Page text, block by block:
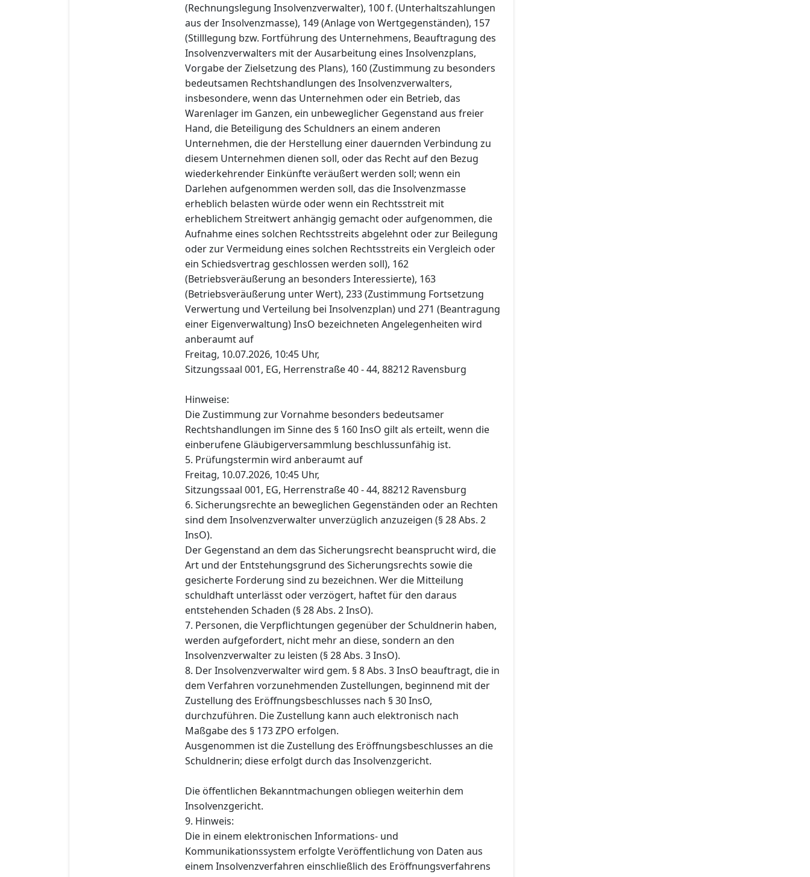
(Rechnungslegung Insolvenzverwalter), 100 f. (Unterhaltszahlungen
aus der Insolvenzmasse), 149 (Anlage von Wertgegenständen), 157
(Stilllegung bzw. Fortführung des Unternehmens, Beauftragung des
Insolvenzverwalters mit der Ausarbeitung eines Insolvenzplans,
Vorgabe der Zielsetzung des Plans), 160 (Zustimmung zu besonders
bedeutsamen Rechtshandlungen des Insolvenzverwalters,
insbesondere, wenn das Unternehmen oder ein Betrieb, das
Warenlager im Ganzen, ein unbeweglicher Gegenstand aus freier
Hand, die Beteiligung des Schuldners an einem anderen
Unternehmen, die der Herstellung einer dauernden Verbindung zu
diesem Unternehmen dienen soll, oder das Recht auf den Bezug
wiederkehrender Einkünfte veräußert werden soll; wenn ein
Darlehen aufgenommen werden soll, das die Insolvenzmasse
erheblich belasten würde oder wenn ein Rechtsstreit mit
erheblichem Streitwert anhängig gemacht oder aufgenommen, die
Aufnahme eines solchen Rechtsstreits abgelehnt oder zur Beilegung
oder zur Vermeidung eines solchen Rechtsstreits ein Vergleich oder
ein Schiedsvertrag geschlossen werden soll), 162
(Betriebsveräußerung an besonders Interessierte), 163
(Betriebsveräußerung unter Wert), 233 (Zustimmung Fortsetzung
Verwertung und Verteilung bei Insolvenzplan) und 271 (Beantragung
einer Eigenverwaltung) InsO bezeichneten Angelegenheiten wird
anberaumt auf
Freitag, 10.07.2026, 10:45 Uhr,
Sitzungssaal 001, EG, Herrenstraße 40 - 44, 88212 Ravensburg
Hinweise:
Die Zustimmung zur Vornahme besonders bedeutsamer
Rechtshandlungen im Sinne des § 160 InsO gilt als erteilt, wenn die
einberufene Gläubigerversammlung beschlussunfähig ist.
5. Prüfungstermin wird anberaumt auf
Freitag, 10.07.2026, 10:45 Uhr,
Sitzungssaal 001, EG, Herrenstraße 40 - 44, 88212 Ravensburg
6. Sicherungsrechte an beweglichen Gegenständen oder an Rechten
sind dem Insolvenzverwalter unverzüglich anzuzeigen (§ 28 Abs. 2
InsO).
Der Gegenstand an dem das Sicherungsrecht beansprucht wird, die
Art und der Entstehungsgrund des Sicherungsrechts sowie die
gesicherte Forderung sind zu bezeichnen. Wer die Mitteilung
schuldhaft unterlässt oder verzögert, haftet für den daraus
entstehenden Schaden (§ 28 Abs. 2 InsO).
7. Personen, die Verpflichtungen gegenüber der Schuldnerin haben,
werden aufgefordert, nicht mehr an diese, sondern an den
Insolvenzverwalter zu leisten (§ 28 Abs. 3 InsO).
8. Der Insolvenzverwalter wird gem. § 8 Abs. 3 InsO beauftragt, die in
dem Verfahren vorzunehmenden Zustellungen, beginnend mit der
Zustellung des Eröffnungsbeschlusses nach § 30 InsO,
durchzuführen. Die Zustellung kann auch elektronisch nach
Maßgabe des § 173 ZPO erfolgen.
Ausgenommen ist die Zustellung des Eröffnungsbeschlusses an die
Schuldnerin; diese erfolgt durch das Insolvenzgericht.
Die öffentlichen Bekanntmachungen obliegen weiterhin dem
Insolvenzgericht.
9. Hinweis:
Die in einem elektronischen Informations- und
Kommunikationssystem erfolgte Veröffentlichung von Daten aus
einem Insolvenzverfahren einschließlich des Eröffnungsverfahrens